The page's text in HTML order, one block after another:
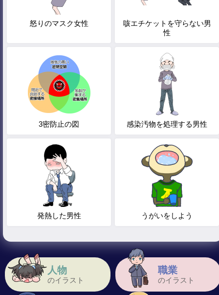
人物
のイラスト
職業
のイラスト
怒りのマスク女性
咳エチケットを守らない男
性
3密防止の図 感染汚物を処理する男性
発熱した男性 うがいをしよう